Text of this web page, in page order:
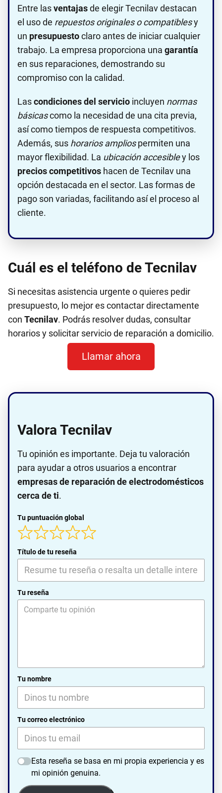
Entre lasventajasde elegir Tecnilav destacan
el uso de repuestos originales o compatiblesy
un presupuestoclaro antes de iniciar cualquier
trabajo. La empresa proporciona una garantía
en sus reparaciones, demostrando su
compromiso con la calidad.
Lascondiciones del servicio incluyen normas
básicascomo la necesidad de una cita previa,
así como tiempos de respuesta competitivos.
Además, sus horarios ampliospermiten una
mayor flexibilidad. La ubicación accesibley los
precios competitivos hacen de Tecnilav una
opción destacada en el sector. Las formas de
pago son variadas, facilitando así el proceso al
cliente.
Cuál es el teléfono de Tecnilav
Si necesitas asistencia urgente o quieres pedir
presupuesto, lo mejor es contactar directamente
con Tecnilav. Podrás resolver dudas, consultar
horarios y solicitar servicio de reparación a domicilio.
Llamar ahora
Valora Tecnilav
Tu opinión es importante. Deja tu valoración
para ayudar a otros usuarios a encontrar
empresas de reparación de electrodomésticos
cerca de ti.
Tu puntuación global
Título de tu reseña
Tu reseña
Tu nombre
Tu correo electrónico
Esta reseña se basa en mi propia experiencia y es
mi opinión genuina.